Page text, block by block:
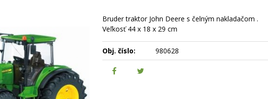
Bruder traktor John Deere s čelným nakladačom .
Veľkosť 44 x 18 x 29 cm
Obj. číslo: 980628